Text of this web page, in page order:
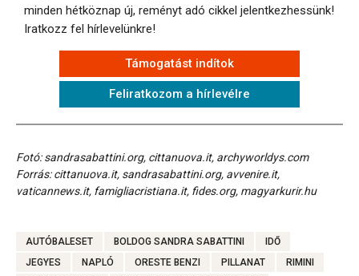
minden hétköznap új, reményt adó cikkel jelentkezhessünk!
Iratkozz fel hírlevelünkre!
Támogatást indítok
Feliratkozom a hírlevélre
Fotó: sandrasabattini.org, cittanuova.it, archyworldys.com
Forrás: cittanuova.it, sandrasabattini.org, avvenire.it,
vaticannews.it, famigliacristiana.it, fides.org, magyarkurir.hu
AUTÓBALESET BOLDOG SANDRA SABATTINI
IDŐ
JEGYES
NAPLÓ ORESTE BENZI PILLANAT
RIMINI